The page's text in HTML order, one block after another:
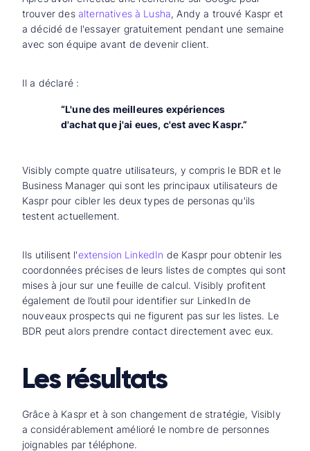
trouver des alternatives à Lusha, Andy a trouvé Kaspr et
a décidé de l'essayer gratuitement pendant une semaine
avec son équipe avant de devenir client.
Il a déclaré :
“L'une des meilleures expériences
d'achat que j'ai eues, c'est avec Kaspr.”
Visibly compte quatre utilisateurs, y compris le BDR et le
Business Manager qui sont les principaux utilisateurs de
Kaspr pour cibler les deux types de personas qu'ils
testent actuellement.
Ils utilisent l'extension LinkedIn de Kaspr pour obtenir les
coordonnées précises de leurs listes de comptes qui sont
mises à jour sur une feuille de calcul. Visibly profitent
également de l’outil pour identifier sur LinkedIn de
nouveaux prospects qui ne figurent pas sur les listes. Le
BDR peut alors prendre contact directement avec eux.
Les résultats
Grâce à Kaspr et à son changement de stratégie, Visibly
a considérablement amélioré le nombre de personnes
joignables par téléphone.